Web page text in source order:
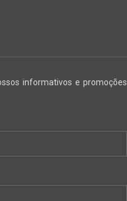
informativos e promoções